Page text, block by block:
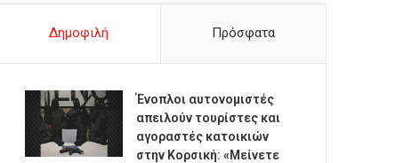
Δημοφιλή Πρόσφατα
Ένοπλοι αυτονομιστές
απειλούν τουρίστες και
αγοραστές κατοικιών
στην Κορσική: «Μείνετε